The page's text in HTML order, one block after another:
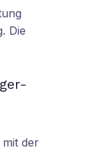
Die
der